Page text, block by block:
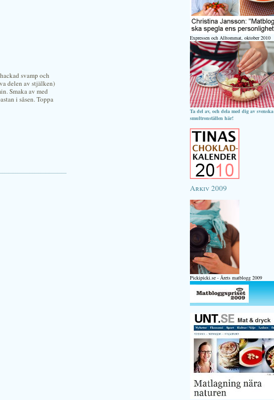
svamp och
delen av stjälken)
Smaka av med
i såsen. Toppa
Expressen och Alltommat, oktober 2010
Ta del av, och dela med dig av svenska
smultronställen här!
Arkiv 2009
Pickipicki.se - Årets matblogg 2009